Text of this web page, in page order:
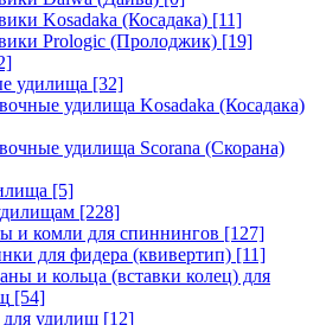
Kosadaka (Косадака) [11]
Prologic (Пролоджик) [19]
удилища [32]
удилища Kosadaka (Косадака)
удилища Scorana (Скорана)
[5]
[228]
и комли для спиннингов [127]
для фидера (квивертип) [11]
и кольца (вставки колец) для
[54]
удилищ [12]